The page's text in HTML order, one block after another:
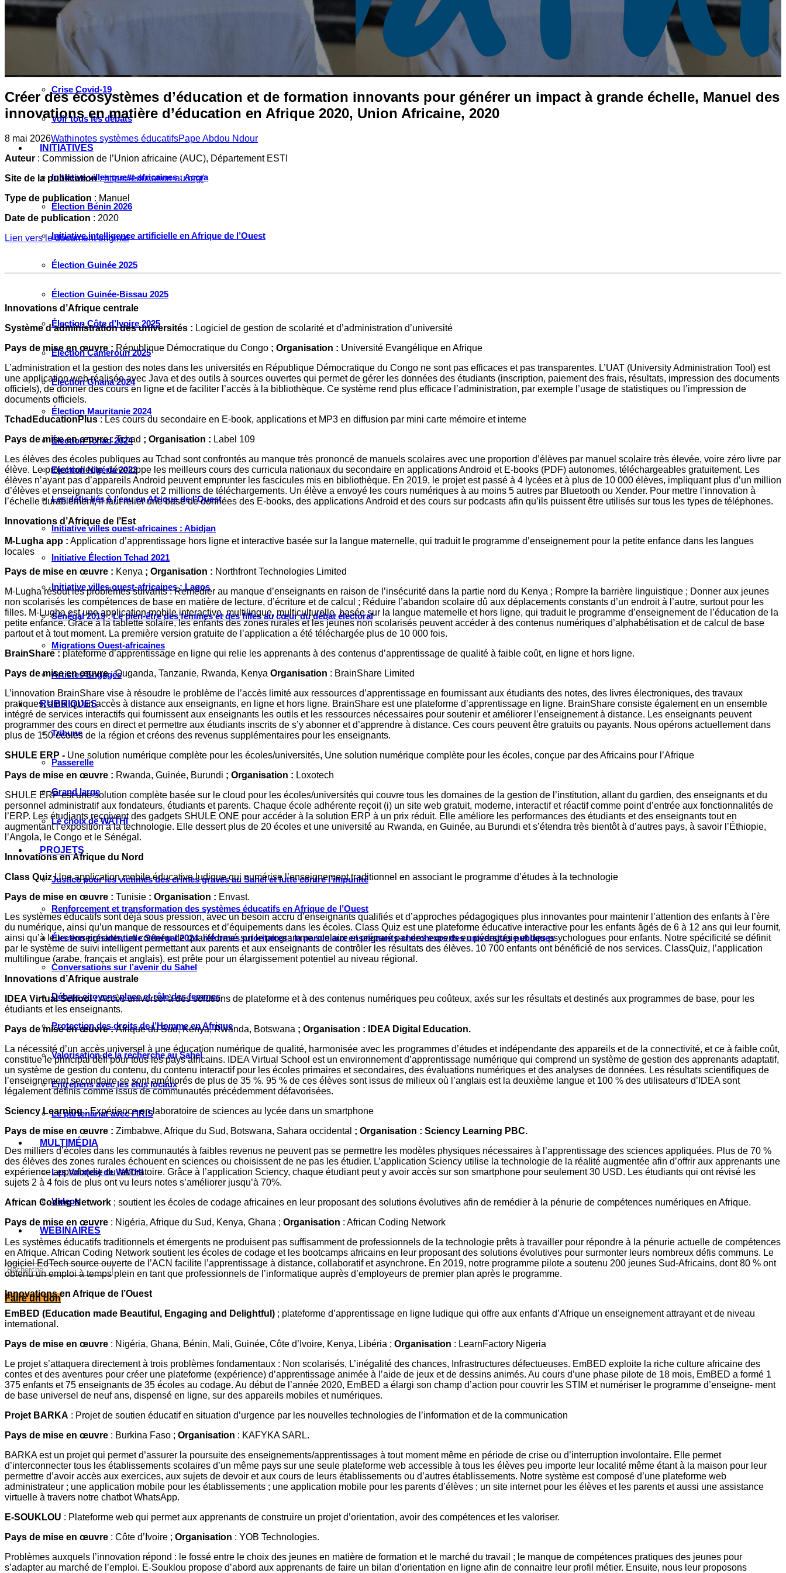
Réseaux sociaux
Les relations entre l’Afrique de l’Ouest et la Chine
Crise Covid-19
Voir tous les débats
INITIATIVES
Initiative villes ouest-africaines : Accra
Élection Bénin 2026
Initiative intelligence artificielle en Afrique de l’Ouest
Élection Guinée 2025
Élection Guinée-Bissau 2025
Élection Côte d’Ivoire 2025
Élection Cameroun 2025
Élection Ghana 2024
Élection Mauritanie 2024
Élection Tchad 2024
Election Nigéria 2023
Les défis liés à l’eau en Afrique de l’Ouest
Initiative villes ouest-africaines : Abidjan
Initiative Élection Tchad 2021
Initiative villes ouest-africaines : Lagos
Sénégal 2019 : Le bien-être des femmes et des filles au cœur du débat électoral
Migrations Ouest-africaines
Artistes Engagés
RUBRIQUES
Tribune
Passerelle
Grand large
Le choix de WATHI
PROJETS
Justice pour les victimes des crimes graves au Sahel et lutte contre l’impunité
Renforcement et transformation des systèmes éducatifs en Afrique de l’Ouest
Élection présidentielle Sénégal 2024, réformes prioritaires : la parole aux enseignants-chercheurs des universités publiques
Conversations sur l’avenir du Sahel
Débats citoyens place et rôle des femmes
Protection des droits de l’Homme en Afrique
Valorisation de la recherche au Sahel
Entretiens avec les élus locaux
Le partenariat avec l’IRIS
MULTIMÉDIA
Les Voix(es) de WATHI
Videos
WEBINAIRES
Faire un don
Créer des écosystèmes d’éducation et de formation innovants pour générer un impact à grande échelle, Manuel des
innovations en matière d’éducation en Afrique 2020, Union Africaine, 2020
8 mai 2026Wathinotes systèmes éducatifsPape Abdou Ndour
Auteur : Commission de l’Union africaine (AUC), Département ESTI
Site de la publication:https://education-au.org/
Type de publication : Manuel
Date de publication : 2020
Lien vers le document original
Innovations d’Afrique centrale
Système d’administration des universités : Logiciel de gestion de scolarité et d’administration d’université
Pays de mise en œuvre : République Démocratique du Congo ; Organisation : Université Evangélique en Afrique
L’administration et la gestion des notes dans les universités en République Démocratique du Congo ne sont pas efficaces et pas transparentes. L’UAT (University Administration Tool) est
une application web réalisée avec Java et des outils à sources ouvertes qui permet de gérer les données des étudiants (inscription, paiement des frais, résultats, impression des documents
officiels), de donner des cours en ligne et de faciliter l’accès à la bibliothèque. Ce système rend plus efficace l’administration, par exemple l’usage de statistiques ou l’impression de
documents officiels.
TchadEducationPlus : Les cours du secondaire en E-book, applications et MP3 en diffusion par mini carte mémoire et interne
Pays de mise en œuvre :Tchad ; Organisation : Label 109
Les élèves des écoles publiques au Tchad sont confrontés au manque très prononcé de manuels scolaires avec une proportion d’élèves par manuel scolaire très élevée, voire zéro livre par
élève. Le projet collecte, développe les meilleurs cours des curricula nationaux du secondaire en applications Android et E‐books (PDF) autonomes, téléchargeables gratuitement. Les
élèves n’ayant pas d’appareils Android peuvent emprunter les fascicules mis en bibliothèque. En 2019, le projet est passé à 4 lycées et à plus de 10 000 élèves, impliquant plus d’un million
d’élèves et enseignants confondus et 2 millions de téléchargements. Un élève a envoyé les cours numériques à au moins 5 autres par Bluetooth ou Xender. Pour mettre l’innovation à
l’échelle durablement, il faut relier une base de données des E‐books, des applications Android et des cours sur podcasts afin qu’ils puissent être utilisés sur tous les types de téléphones.
Innovations d’Afrique de l’Est
M‐Lugha app : Application d’apprentissage hors ligne et interactive basée sur la langue maternelle, qui traduit le programme d’enseignement pour la petite enfance dans les langues
locales
Pays de mise en œuvre : Kenya ; Organisation : Northfront Technologies Limited
M-Lugha résout les problèmes suivants : Remédier au manque d’enseignants en raison de l’insécurité dans la partie nord du Kenya ; Rompre la barrière linguistique ; Donner aux jeunes
non scolarisés les compétences de base en matière de lecture, d’écriture et de calcul ; Réduire l’abandon scolaire dû aux déplacements constants d’un endroit à l’autre, surtout pour les
filles. M-Lugha est une application mobile interactive, multilingue, multiculturelle, basée sur la langue maternelle et hors ligne, qui traduit le programme d’enseignement de l’éducation de la
petite enfance. Grâce à la tablette solaire, les enfants des zones rurales et les jeunes non scolarisés peuvent accéder à des contenus numériques d’alphabétisation et de calcul de base
partout et à tout moment. La première version gratuite de l’application a été téléchargée plus de 10 000 fois.
BrainShare :plateforme d’apprentissage en ligne qui relie les apprenants à des contenus d’apprentissage de qualité à faible coût, en ligne et hors ligne.
Pays de mise en œuvre: Ouganda, Tanzanie, Rwanda, Kenya Organisation : BrainShare Limited
L’innovation BrainShare vise à résoudre le problème de l’accès limité aux ressources d’apprentissage en fournissant aux étudiants des notes, des livres électroniques, des travaux
pratiques, ainsi qu’un accès à distance aux enseignants, en ligne et hors ligne. BrainShare est une plateforme d’apprentissage en ligne. BrainShare consiste également en un ensemble
intégré de services interactifs qui fournissent aux enseignants les outils et les ressources nécessaires pour soutenir et améliorer l’enseignement à distance. Les enseignants peuvent
programmer des cours en direct et permettre aux étudiants inscrits de s’y abonner et d’apprendre à distance. Ces cours peuvent être gratuits ou payants. Nous opérons actuellement dans
plus de 150 écoles de la région et créons des revenus supplémentaires pour les enseignants.
SHULE ERP ‐ Une solution numérique complète pour les écoles/universités, Une solution numérique complète pour les écoles, conçue par des Africains pour l’Afrique
Pays de mise en œuvre : Rwanda, Guinée, Burundi ; Organisation : Loxotech
SHULE ERP est une solution complète basée sur le cloud pour les écoles/universités qui couvre tous les domaines de la gestion de l’institution, allant du gardien, des enseignants et du
personnel administratif aux fondateurs, étudiants et parents. Chaque école adhérente reçoit (i) un site web gratuit, moderne, interactif et réactif comme point d’entrée aux fonctionnalités de
l’ERP. Les étudiants reçoivent des gadgets SHULE ONE pour accéder à la solution ERP à un prix réduit. Elle améliore les performances des étudiants et des enseignants tout en
augmentant l’exposition à la technologie. Elle dessert plus de 20 écoles et une université au Rwanda, en Guinée, au Burundi et s’étendra très bientôt à d’autres pays, à savoir l’Éthiopie,
l’Angola, le Congo et le Sénégal.
Innovations en Afrique du Nord
Class QuizUne application mobile éducative ludique qui numérise l’enseignement traditionnel en associant le programme d’études à la technologie
Pays de mise en œuvre : Tunisie : Organisation : Envast.
Les systèmes éducatifs sont déjà sous pression, avec un besoin accru d’enseignants qualifiés et d’approches pédagogiques plus innovantes pour maintenir l’attention des enfants à l’ère
du numérique, ainsi qu’un manque de ressources et d’équipements dans les écoles. Class Quiz est une plateforme éducative interactive pour les enfants âgés de 6 à 12 ans qui leur fournit,
ainsi qu’à leurs enseignants, un contenu de qualité basé sur le programme scolaire et préparé par des experts en pédagogie et des psychologues pour enfants. Notre spécificité se définit
par le système de suivi intelligent permettant aux parents et aux enseignants de contrôler les résultats des élèves. 10 700 enfants ont bénéficié de nos services. ClassQuiz, l’application
multilingue (arabe, français et anglais), est prête pour un élargissement potentiel au niveau régional.
Innovations d’Afrique australe
IDEA Virtual School :Accès universel à des solutions de plateforme et à des contenus numériques peu coûteux, axés sur les résultats et destinés aux programmes de base, pour les
étudiants et les enseignants.
Pays de mise en œuvre :Afrique du Sud, Kenya, Rwanda, Botswana ; Organisation : IDEA Digital Education.
La nécessité d’un accès universel à une éducation numérique de qualité, harmonisée avec les programmes d’études et indépendante des appareils et de la connectivité, et ce à faible coût,
constitue le principal défi pour tous les pays africains. IDEA Virtual School est un environnement d’apprentissage numérique qui comprend un système de gestion des apprenants adaptatif,
un système de gestion du contenu, du contenu interactif pour les écoles primaires et secondaires, des évaluations numériques et des analyses de données. Les résultats scientifiques de
l’enseignement secondaire se sont améliorés de plus de 35 %. 95 % de ces élèves sont issus de milieux où l’anglais est la deuxième langue et 100 % des utilisateurs d’IDEA sont
légalement définis comme issus de communautés précédemment défavorisées.
Sciency Learning :Expérience en laboratoire de sciences au lycée dans un smartphone
Pays de mise en œuvre : Zimbabwe, Afrique du Sud, Botswana, Sahara occidental ; Organisation : Sciency Learning PBC.
Des milliers d’écoles dans les communautés à faibles revenus ne peuvent pas se permettre les modèles physiques nécessaires à l’apprentissage des sciences appliquées. Plus de 70 %
des élèves des zones rurales échouent en sciences ou choisissent de ne pas les étudier. L’application Sciency utilise la technologie de la réalité augmentée afin d’offrir aux apprenants une
expérience approfondie du laboratoire. Grâce à l’application Sciency, chaque étudiant peut y avoir accès sur son smartphone pour seulement 30 USD. Les étudiants qui ont révisé les
sujets 2 à 4 fois de plus ont vu leurs notes s’améliorer jusqu’à 70%.
African Coding Network ; soutient les écoles de codage africaines en leur proposant des solutions évolutives afin de remédier à la pénurie de compétences numériques en Afrique.
Pays de mise en œuvre : Nigéria, Afrique du Sud, Kenya, Ghana ; Organisation : African Coding Network
Les systèmes éducatifs traditionnels et émergents ne produisent pas suffisamment de professionnels de la technologie prêts à travailler pour répondre à la pénurie actuelle de compétences
en Afrique. African Coding Network soutient les écoles de codage et les bootcamps africains en leur proposant des solutions évolutives pour surmonter leurs nombreux défis communs. Le
logiciel EdTech source ouverte de l’ACN facilite l’apprentissage à distance, collaboratif et asynchrone. En 2019, notre programme pilote a soutenu 200 jeunes Sud-Africains, dont 80 % ont
obtenu un emploi à temps plein en tant que professionnels de l’informatique auprès d’employeurs de premier plan après le programme.
Innovations en Afrique de l’Ouest
EmBED (Education made Beautiful, Engaging and Delightful) ; plateforme d’apprentissage en ligne ludique qui offre aux enfants d’Afrique un enseignement attrayant et de niveau
international.
Pays de mise en œuvre : Nigéria, Ghana, Bénin, Mali, Guinée, Côte d’Ivoire, Kenya, Libéria ; Organisation : LearnFactory Nigeria
Le projet s’attaquera directement à trois problèmes fondamentaux : Non scolarisés, L’inégalité des chances, Infrastructures défectueuses. EmBED exploite la riche culture africaine des
contes et des aventures pour créer une plateforme (expérience) d’apprentissage animée à l’aide de jeux et de dessins animés. Au cours d’une phase pilote de 18 mois, EmBED a formé 1
375 enfants et 75 enseignants de 35 écoles au codage. Au début de l’année 2020, EmBED a élargi son champ d’action pour couvrir les STIM et numériser le programme d’enseigne- ment
de base universel de neuf ans, dispensé en ligne, sur des appareils mobiles et numériques.
Projet BARKA : Projet de soutien éducatif en situation d’urgence par les nouvelles technologies de l’information et de la communication
Pays de mise en œuvre : Burkina Faso ; Organisation : KAFYKA SARL.
BARKA est un projet qui permet d’assurer la poursuite des enseignements/apprentissages à tout moment même en période de crise ou d’interruption involontaire. Elle permet
d’interconnecter tous les établissements scolaires d’un même pays sur une seule plateforme web accessible à tous les élèves peu importe leur localité même étant à la maison pour leur
permettre d’avoir accès aux exercices, aux sujets de devoir et aux cours de leurs établissements ou d’autres établissements. Notre système est composé d’une plateforme web
administrateur ; une application mobile pour les établissements ; une application mobile pour les parents d’élèves ; un site internet pour les élèves et les parents et aussi une assistance
virtuelle à travers notre chatbot WhatsApp.
E‐SOUKLOU : Plateforme web qui permet aux apprenants de construire un projet d’orientation, avoir des compétences et les valoriser.
Pays de mise en œuvre : Côte d’Ivoire ; Organisation : YOB Technologies.
Problèmes auxquels l’innovation répond : le fossé entre le choix des jeunes en matière de formation et le marché du travail ; le manque de compétences pratiques des jeunes pour
s’adapter au marché de l’emploi. E‐Souklou propose d’abord aux apprenants de faire un bilan d’orientation en ligne afin de connaitre leur profil métier. Ensuite, nous leur proposons